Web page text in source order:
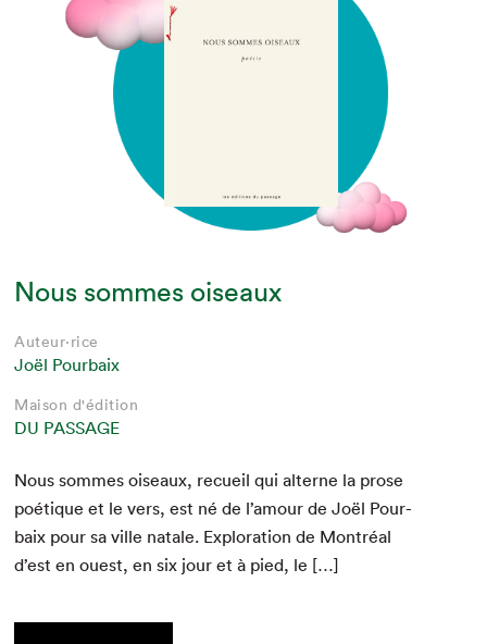
Nous sommes oiseaux
Auteur·rice
Joël Pourbaix
Maison d'édition
DU PASSAGE
Nous sommes oiseaux, recueil qui alterne la prose
poé­tique et le vers, est né de l’amour de Joël Pour­
baix pour sa ville natale. Explo­ration de Mon­tréal
d’est en ouest, en six jour et à pied, le […]